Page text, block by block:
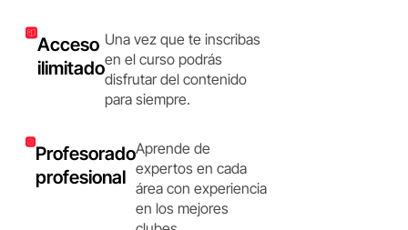
Acceso
ilimitado
Una vez que te inscribas
en el curso podrás
disfrutar del contenido
para siempre.
Profesorado
profesional
Aprende de
expertos en cada
área con experiencia
en los mejores